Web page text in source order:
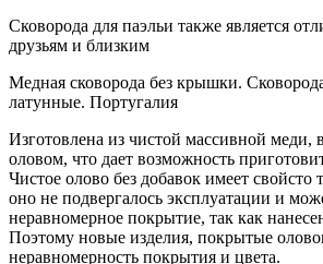
Сковорода для паэльи также является
друзьям и близким
Медная сковорода без крышки.
латунные. Португалия
Изготовлена из чистой массивной меди,
оловом, что дает возможность
Чистое олово без добавок имеет свойсто
оно не подвергалось эксплуатации и
неравномерное покрытие, так как
Поэтому новые изделия, покрытые
неравномерность покрытия и цвета.